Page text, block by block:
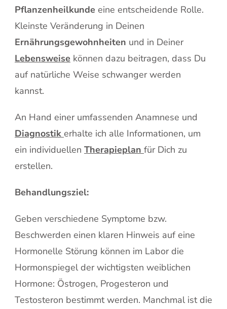
Pflanzenheilkunde eine entscheidende Rolle.
Kleinste Veränderung in Deinen
Ernährungsgewohnheiten und in Deiner
Lebensweise können dazu beitragen, dass Du
auf natürliche Weise schwanger werden
kannst.
An Hand einer umfassenden Anamnese und
Diagnostik erhalte ich alle Informationen, um
ein individuellen Therapieplan für Dich zu
erstellen.
Behandlungsziel:
Geben verschiedene Symptome bzw.
Beschwerden einen klaren Hinweis auf eine
Hormonelle Störung können im Labor die
Hormonspiegel der wichtigsten weiblichen
Hormone: Östrogen, Progesteron und
Testosteron bestimmt werden. Manchmal ist die